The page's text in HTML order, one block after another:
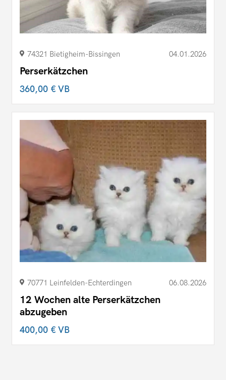
74321 Bietigheim-Bissingen 04.01.2026
Perserkätzchen
360,00 €VB
70771 Leinfelden-Echterdingen 06.08.2026
12 Wochen alte Perserkätzchen
abzugeben
400,00 €VB